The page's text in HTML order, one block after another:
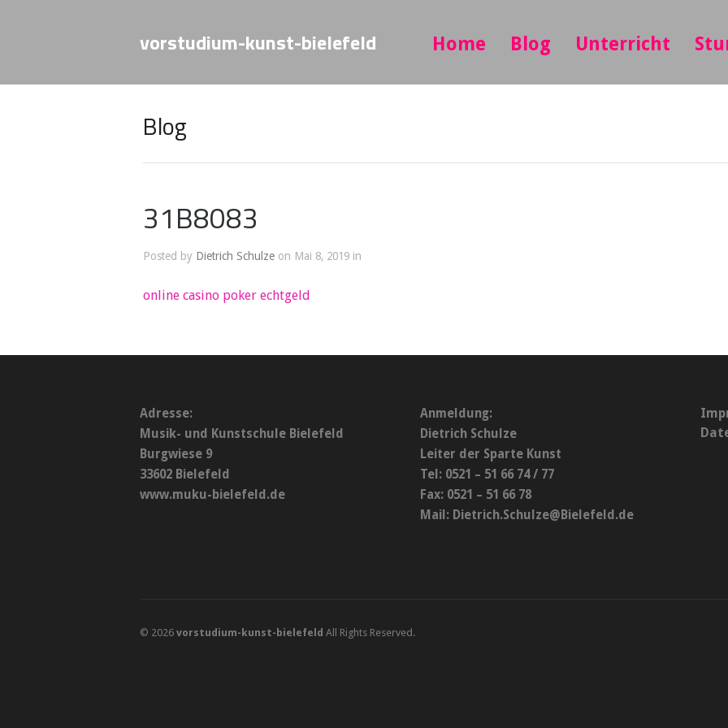
vorstudium-kunst-bielefeld Home Blog Unterricht
Blog
31B8083
Posted by Dietrich Schulze on Mai 8, 2019 in
online casino poker echtgeld
Adresse:
Musik- und Kunstschule Bielefeld
Burgwiese 9
33602 Bielefeld
www.muku-bielefeld.de
Anmeldung:
Dietrich Schulze
Leiter der Sparte Kunst
Tel: 0521 – 51 66 74 / 77
Fax: 0521 – 51 66 78
Mail: Dietrich.Schulze@Bielefeld.de
© 2026 vorstudium-kunst-bielefeld All Rights Reserved.